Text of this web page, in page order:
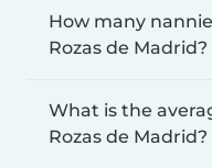
How many
Rozas de Madrid?
What is the
Rozas de Madrid?